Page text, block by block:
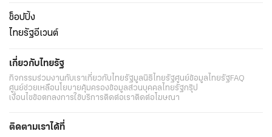
ช็อปปิ้ง
ไทยรัฐอีเวนต์
เกี่ยวกับไทยรัฐ
กิจกรรมร่วมงานกับเราเกี่ยวกับไทยรัฐมูลนิธิไทยรัฐศูนย์ข้อมูลไทยรัฐFAQ
ศูนย์ช่วยเหลือนโยบายคุ้มครองข้อมูลส่วนบุคคลไทยรัฐกรุ๊ป
เงื่อนไขข้อตกลงการใช้บริการติดต่อเราติดต่อโฆษณา
ติดตามเราได้ที่